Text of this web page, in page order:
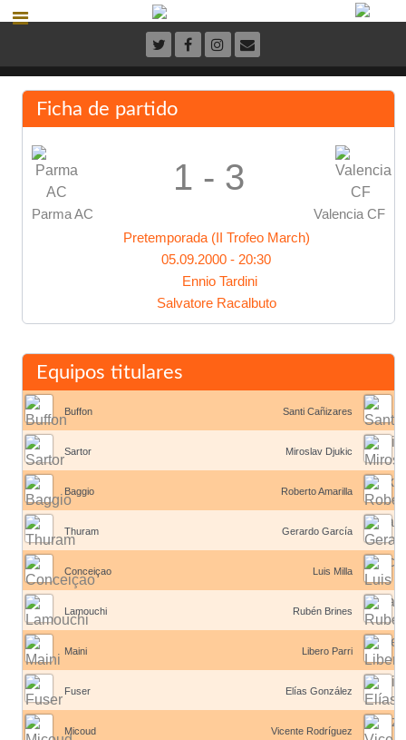
Ficha de partido
Parma AC
1 - 3
Valencia CF
Pretemporada (II Trofeo March)
05.09.2000 - 20:30
Ennio Tardini
Salvatore Racalbuto
Equipos titulares
Buffon
Sartor
Baggio
Thuram
Conceiçao
Lamouchi
Maini
Fuser
Micoud
Santi Cañizares
Miroslav Djukic
Roberto Amarilla
Gerardo García
Luis Milla
Rubén Brines
Libero Parri
Elías González
Vicente Rodríguez